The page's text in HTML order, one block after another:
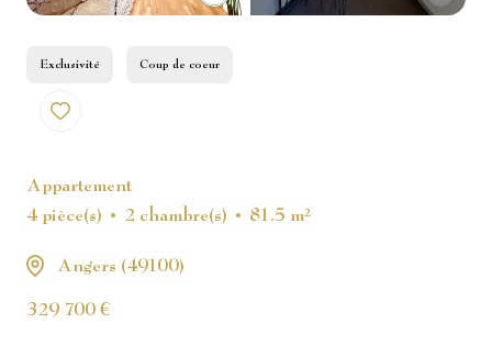
Exclusivité Coup de coeur
Appartement
4 pièce(s)
2 chambre(s) 81.5 m²
Angers (49100)
329 700 €